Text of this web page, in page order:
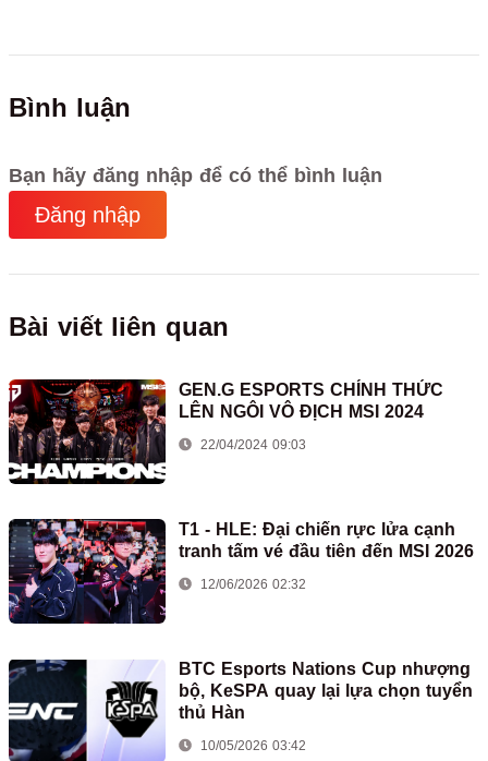
Bình luận
Bạn hãy đăng nhập để có thể bình luận
Đăng nhập
Bài viết liên quan
GEN.G ESPORTS CHÍNH THỨC
LÊN NGÔI VÔ ĐỊCH MSI 2024
22/04/2024 09:03
T1 - HLE: Đại chiến rực lửa cạnh
tranh tấm vé đầu tiên đến MSI 2026
12/06/2026 02:32
BTC Esports Nations Cup nhượng
bộ, KeSPA quay lại lựa chọn tuyển
thủ Hàn
10/05/2026 03:42